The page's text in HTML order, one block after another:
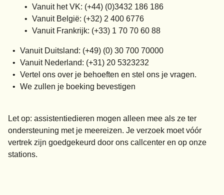
Vanuit het VK: (+44) (0)3432 186 186
Vanuit België: (+32) 2 400 6776
Vanuit Frankrijk: (+33) 1 70 70 60 88
Vanuit Duitsland: (+49) (0) 30 700 70000
Vanuit Nederland: (+31) 20 5323232
Vertel ons over je behoeften en stel ons je vragen.
We zullen je boeking bevestigen
Let op: assistentiedieren mogen alleen mee als ze ter
ondersteuning met je meereizen. Je verzoek moet vóór
vertrek zijn goedgekeurd door ons callcenter en op onze
stations.